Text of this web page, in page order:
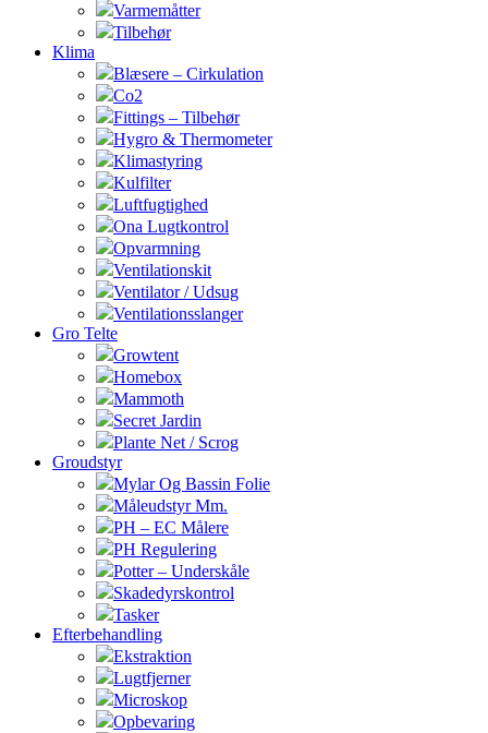
Varmemåtter
Tilbehør
Klima
Blæsere – Cirkulation
Co2
Fittings – Tilbehør
Hygro & Thermometer
Klimastyring
Kulfilter
Luftfugtighed
Ona Lugtkontrol
Opvarmning
Ventilationskit
Ventilator / Udsug
Ventilationsslanger
Gro Telte
Growtent
Homebox
Mammoth
Secret Jardin
Plante Net / Scrog
Groudstyr
Mylar Og Bassin Folie
Måleudstyr Mm.
PH – EC Målere
PH Regulering
Potter – Underskåle
Skadedyrskontrol
Tasker
Efterbehandling
Ekstraktion
Lugtfjerner
Microskop
Opbevaring